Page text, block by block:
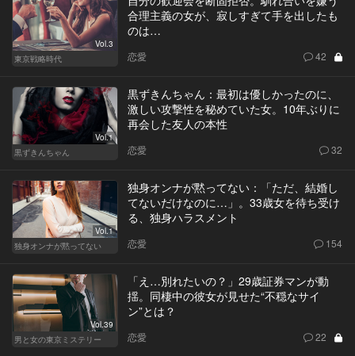
Vol.3
東京戦略時代
合理主義の女が、寂しすぎて手を出したも
のは…
恋愛 42
Vol.1
黒ずきんちゃん
黒ずきんちゃん：最初は優しかったのに、
激しい攻撃性を秘めていた女。10年ぶりに
再会した友人の本性
恋愛 32
Vol.1
独身オンナが黙ってない
独身オンナが黙ってない：「ただ、結婚し
てないだけなのに…」。33歳女を待ち受け
る、独身ハラスメント
恋愛 154
Vol.39
男と女の東京ミステリー
「え…別れたいの？」29歳証券マンが動
揺。同棲中の彼女が見せた“不穏なサイ
ン”とは？
恋愛 22